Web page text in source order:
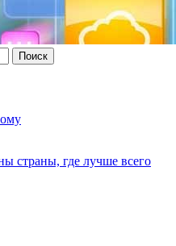
страны, где лучше всего